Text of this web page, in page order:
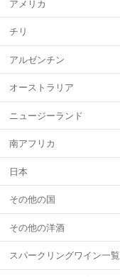
アメリカ
チリ
アルゼンチン
オーストラリア
ニュージーランド
南アフリカ
日本
その他の国
その他の洋酒
スパークリングワイン一覧